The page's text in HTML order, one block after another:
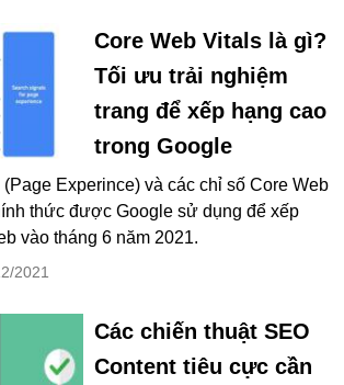
Core Web Vitals là gì?
Tối ưu trải nghiệm
trang để xếp hạng cao
trong Google
Experince) và các chỉ số Core Web
thức được Google sử dụng để xếp
vào tháng 6 năm 2021.
2021
Các chiến thuật SEO
Content tiêu cực cần